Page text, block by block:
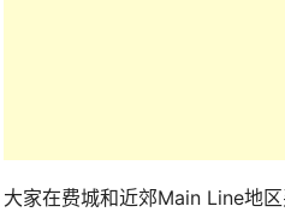
大家在费城和近郊Main Line地